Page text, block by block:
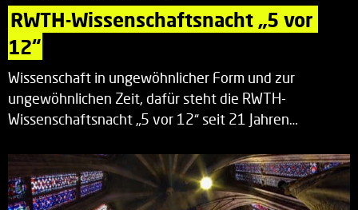
RWTH-Wissenschaftsnacht „5 vor
12“
Wissenschaft in ungewöhnlicher Form und zur
ungewöhnlichen Zeit, dafür steht die RWTH-
Wissenschaftsnacht „5 vor 12“ seit 21 Jahren…